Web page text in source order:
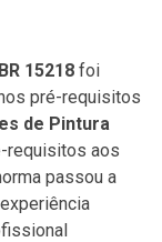
15218 foi
pré-requisitos
de Pintura
requisitos aos
passou a